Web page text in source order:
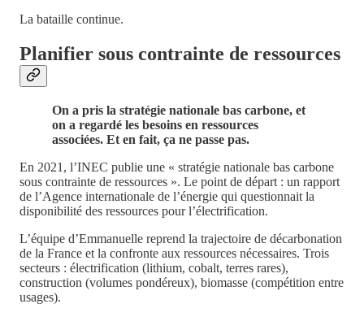
La bataille continue.
Planifier sous contrainte de ressources
On a pris la stratégie nationale bas carbone, et
on a regardé les besoins en ressources
associées. Et en fait, ça ne passe pas.
En 2021, l’INEC publie une « stratégie nationale bas carbone
sous contrainte de ressources ». Le point de départ : un rapport
de l’Agence internationale de l’énergie qui questionnait la
disponibilité des ressources pour l’électrification.
L’équipe d’Emmanuelle reprend la trajectoire de décarbonation
de la France et la confronte aux ressources nécessaires. Trois
secteurs : électrification (lithium, cobalt, terres rares),
construction (volumes pondéreux), biomasse (compétition entre
usages).